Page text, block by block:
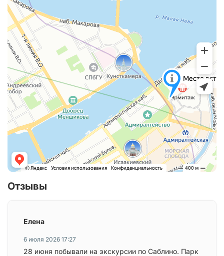
Отзывы
Елена
6 июля 2026 17:27
28 июня побывали на экскурсии по Саблино. Парк